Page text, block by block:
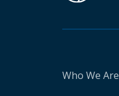
Who We Are